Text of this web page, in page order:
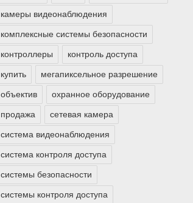
камеры видеонаблюдения
комплексные системы безопасности
контроллеры контроль доступа
купить мегапиксельное разрешение
объектив охранное оборудование
продажа сетевая камера
система видеонаблюдения
система контроля доступа
системы безопасности
системы контроля доступа